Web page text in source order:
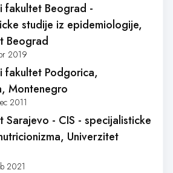
fakultet Beograd -
studije iz epidemiologije,
Beograd
2019
fakultet Podgorica,
Montenegro
2011
Sarajevo - CIS - specijalisticke
, Univerzitet
2021